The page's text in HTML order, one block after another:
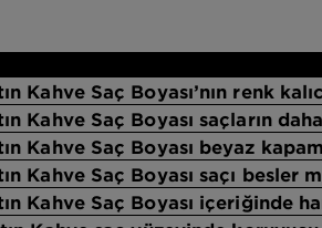
Kahve Saç Boyası’nın renk
Kahve Saç Boyası saçların
Kahve Saç Boyası beyaz
Kahve Saç Boyası saçı besler
Kahve Saç Boyası içeriğinde